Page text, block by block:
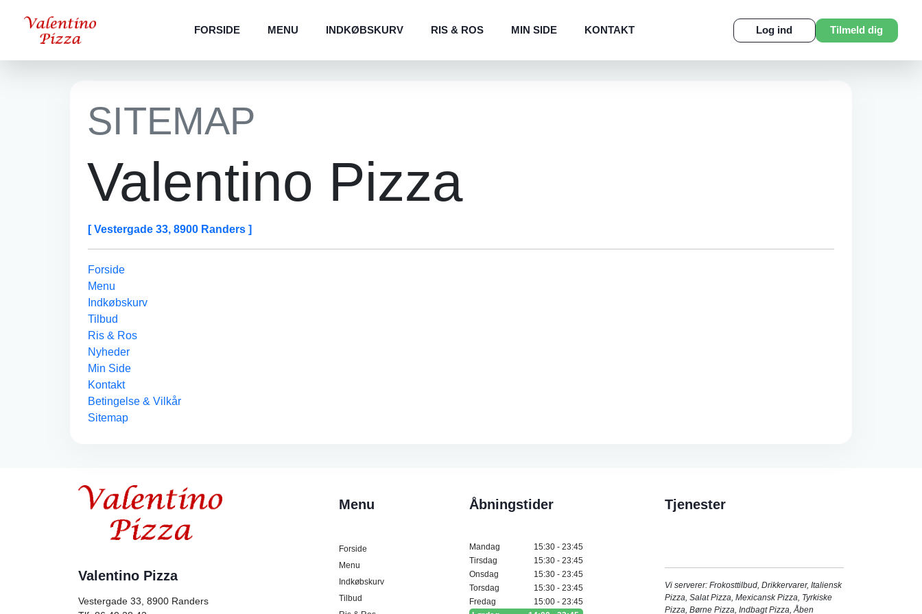
FORSIDE MENU INDKØBSKURV RIS & ROS MIN SIDE KONTAKT Log ind Tilmeld dig
SITEMAP
Valentino Pizza
[ Vestergade 33, 8900 Randers ]
Forside
Menu
Indkøbskurv
Tilbud
Ris & Ros
Nyheder
Min Side
Kontakt
Betingelse & Vilkår
Sitemap
Valentino Pizza
Vestergade 33, 8900 Randers
Menu
Forside
Menu
Indkøbskurv
Tilbud
Åbningstider
Mandag
15:30 - 23:45
Tirsdag
15:30 - 23:45
Onsdag
15:30 - 23:45
Torsdag
15:30 - 23:45
Fredag
15:00 - 23:45
Tjenester
Vi serverer: Frokosttilbud, Drikkervarer, Italiensk
Pizza, Salat Pizza, Mexicansk Pizza, Tyrkiske
Pizza, Børne Pizza, Indbagt Pizza,Åben